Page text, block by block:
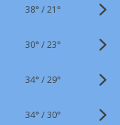
38° /21°
30° /23°
34° /29°
34° /30°